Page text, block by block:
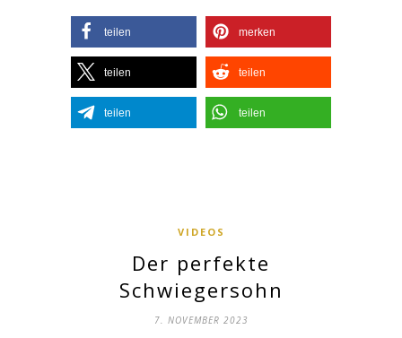
teilen merken
teilen teilen
teilen teilen
VIDEOS
Der perfekte
Schwiegersohn
7. NOVEMBER 2023